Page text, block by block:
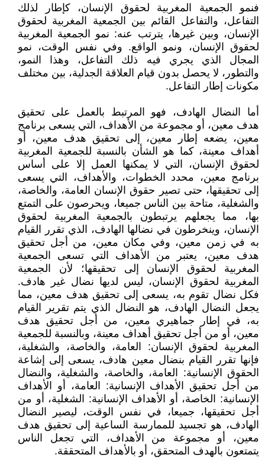
فنمو الجمعية المغربية لحقوق الإنسان، كإطار لذلك
التفاعل، والتفاعل القائم بين الجمعية المغربية لحقوق
الإنسان، وبين غيرها، يترتب عنه: نمو الجمعية المغربية
لحقوق الإنسان، ونمو الواقع. وفي نفس الوقت، نمو
المجال الذي يجري فيه ذلك التفاعل، وهذا النمو،
والتطور، لا يحصل بدون قيام العلاقة الجدلية، بين مختلف
مكونات إطار التفاعل.
أما النضال الهادف، فهو المرتبط بالعمل على تحقيق
هدف معين، أو مجموعة من الأهداف، التي يسعى برنامج
معين، يضعه إطار معين، إلى تحقيق هدف معين، أو
أهداف معينة، كما هو الشأن بالنسبة للجمعية المغربية
لحقوق الإنسان، التي لا يمكنها العمل إلا على أساس
برنامج معين، محدد الخطوات، والأهداف، التي يسعى
إلى تحقيقها، حتى تصير حقوق الإنسان العامة، والخاصة،
والشغلية، متاحة بين الناس جميعا، ويحرصون على التمتع
بها، مما يجعلهم يرتبطون بالجمعية المغربية لحقوق
الإنسان، وينخرطون في نضالها الهادف، الذي تقرر القيام
به في زمن معين، وفي مكان معين، من أجل تحقيق
هدف معين، يعتبر من الأهداف التي تسعى الجمعية
المغربية لحقوق الإنسان إلى تحقيقها؛ لأن الجمعية
المغربية لحقوق الإنسان، ليس لديها نضال غير هادف.
فكل نضال تقوم به، يسعى إلى تحقيق هدف معين، مما
يجعل النضال الهادف، هو النضال الذي يتم تقرير القيام
به، في إطار جماهيري معين، من أجل تحقيق هدف
معين، أو من أجل تحقيق أهداف معينة، وبالنسبة للجمعية
المغربية لحقوق الإنسان: العامة، والخاصة، والشغلية،
فإنها تقرر القيام بنضال معين هادف، يسعى إلى إشاعة
الحقوق الإنسانية: العامة، والخاصة، والشغلية، والنضال
من أجل تحقيق الأهداف الإنسانية: العامة، أو الأهداف
الإنسانية: الخاصة، أو الأهداف الإنسانية: الشغلية، أو من
أجل تحقيقها، جميعا، في نفس الوقت، ليصير النضال
الهادف، هو تجسيد للممارسة الساعية إلى تحقيق هدف
معين، أو مجموعة من الأهداف، التي تجعل الناس
يتمتعون بالهدف المتحقق، أو بالأهداف المتحققة.